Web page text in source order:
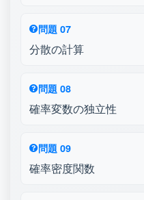
問題 07
分散の計算
問題 08
確率変数の独立性
問題 09
確率密度関数